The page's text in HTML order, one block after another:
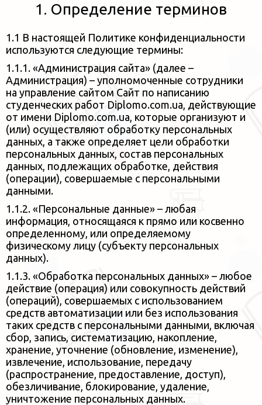
1. Определение терминов
1.1 В настоящей Политике конфиденциальности
используются следующие термины:
1.1.1. «Администрация сайта» (далее –
Администрация) – уполномоченные сотрудники
на управление сайтом Сайт по написанию
студенческих работ Diplomo.com.ua, действующие
от имени Diplomo.com.ua, которые организуют и
(или) осуществляют обработку персональных
данных, а также определяет цели обработки
персональных данных, состав персональных
данных, подлежащих обработке, действия
(операции), совершаемые с персональными
данными.
1.1.2. «Персональные данные» – любая
информация, относящаяся к прямо или косвенно
определенному, или определяемому
физическому лицу (субъекту персональных
данных).
1.1.3. «Обработка персональных данных» – любое
действие (операция) или совокупность действий
(операций), совершаемых с использованием
средств автоматизации или без использования
таких средств с персональными данными, включая
сбор, запись, систематизацию, накопление,
хранение, уточнение (обновление, изменение),
извлечение, использование, передачу
(распространение, предоставление, доступ),
обезличивание, блокирование, удаление,
уничтожение персональных данных.